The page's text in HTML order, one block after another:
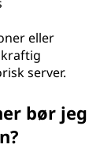
eller
server.
bør jeg